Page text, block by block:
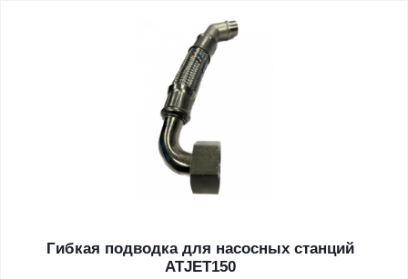
Гибкая подводка для насосных станций
ATJET150